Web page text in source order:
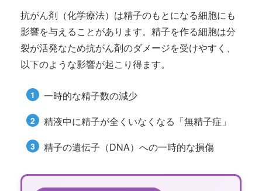
抗がん剤（化学療法）は精子のもとになる細胞にも
影響を与えることがあります。精子を作る細胞は分
裂が活発なため抗がん剤のダメージを受けやすく、
以下のような影響が起こり得ます。
1 一時的な精子数の減少
2 精液中に精子が全くいなくなる「無精子症」
3 精子の遺伝子（DNA）への一時的な損傷